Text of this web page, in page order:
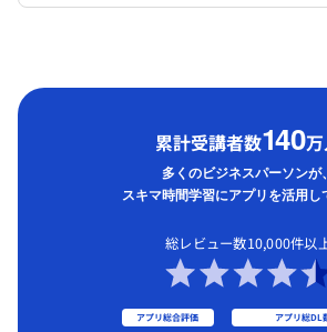
累計受講者数140
多くのビジネスパーソンが、
スキマ時間学習にアプリを活用し
総レビュー数10,000件以
アプリ総合評価 アプリ総DL